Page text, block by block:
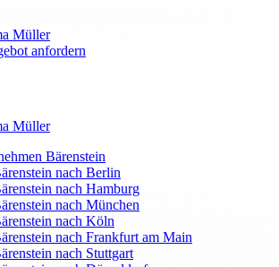
Müller
anfordern
Müller
Bärenstein
nach Berlin
nach Hamburg
nach München
nach Köln
nach Frankfurt am Main
nach Stuttgart